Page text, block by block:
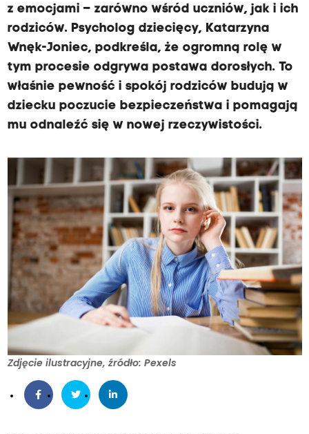
z emocjami – zarówno wśród uczniów, jak i ich
rodziców. Psycholog dziecięcy, Katarzyna
Wnęk-Joniec, podkreśla, że ogromną rolę w
tym procesie odgrywa postawa dorosłych. To
właśnie pewność i spokój rodziców budują w
dziecku poczucie bezpieczeństwa i pomagają
mu odnaleźć się w nowej rzeczywistości.
Zdjęcie ilustracyjne, źródło: Pexels